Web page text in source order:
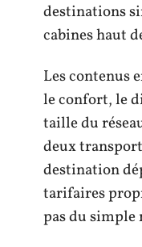
destinations
cabines haut
Les contenus
le confort, le
taille du
deux
destination
tarifaires
pas du simple